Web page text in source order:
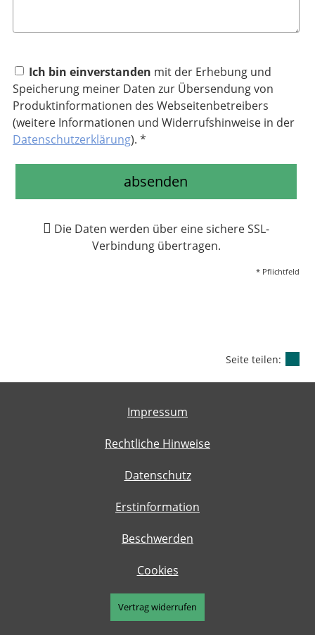
Ich bin einverstanden mit der Erhebung und
Speicherung meiner Daten zur Übersendung von
Produktinformationen des Webseitenbetreibers
(weitere Informationen und Widerrufshinweise in der
Datenschutzerklärung). *
absenden
Die Daten werden über eine sichere SSL-
Verbindung übertragen.
* Pflichtfeld
Seite teilen:
Impressum
Rechtliche Hinweise
Datenschutz
Erstinformation
Beschwerden
Cookies
Vertrag widerrufen